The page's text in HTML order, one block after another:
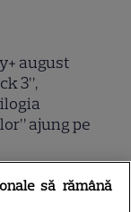
august
3”,
ajung pe
să rămână